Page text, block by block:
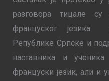
разговора тицале су
француског језика
Републике Српске и
наставника и
француски језик, али и